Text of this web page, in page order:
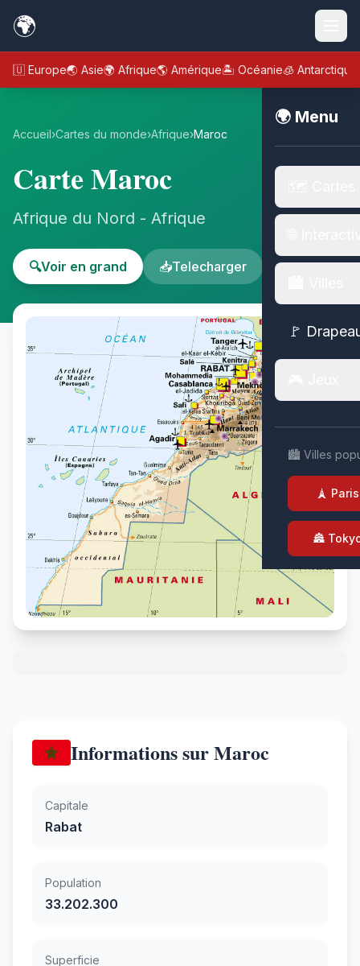
🌍
🇪🇺 Europe🌏 Asie🌍 Afrique🌎 Amérique🏝️ Océanie🧊 Antarctique
🌍 Menu
🚩
🏙️ Villes
🗼 Paris
🏯
Accueil›Cartes du monde›Afrique›Maroc
Carte Maroc
Afrique du Nord - Afrique
🔍Voir en grand 📥Telecharger
Informations sur Maroc
Capitale
Rabat
Population
33.202.300
Superficie